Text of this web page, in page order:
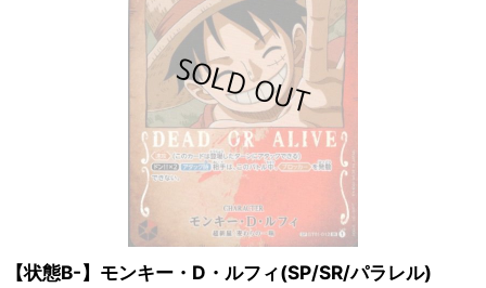
【状態B-】モンキー・D・ルフィ(SP/SR/パラレル)